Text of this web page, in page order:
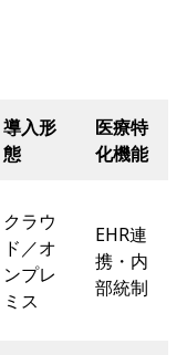
導入形
態
医療特
化機能
クラウ
ド／オ
ンプレ
ミス
EHR連
携・内
部統制